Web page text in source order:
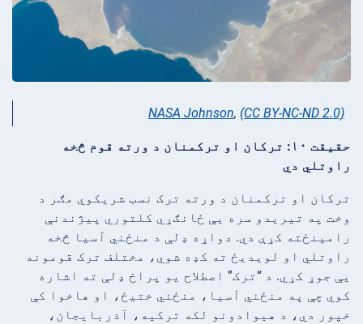
NASA Johnson, (CC BY-NC-ND 2.0)
حقیقت ۱۰: ترکان او ترکمنان د ورته قوم څخه
راوتلي دي
ترکان او ترکمنان د ورته ترک نسب شریکوي مګر د
وخت په تیریدو سره یې ځانګړي کلتوري پیژندنې
رامینځته کړې دي. دواړه ډلې د منځني آسیا څخه
راوتلي او لویدیځ ته کډه شوي، مختلف ترک قومونه
یې جوړ کړي. د “ترک” اصطلاح یو پراخ ډلې ته اشاره
کوي چې په منځني آسیا، منځني ختیځ، او هاخوا کې
خپور دي، د هیوادونو لکه ترکیه، آذربایجان،